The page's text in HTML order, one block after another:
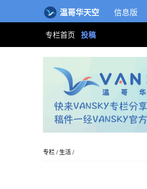
温哥华天空 信息版
专栏首页 投稿
专栏 / 生活/